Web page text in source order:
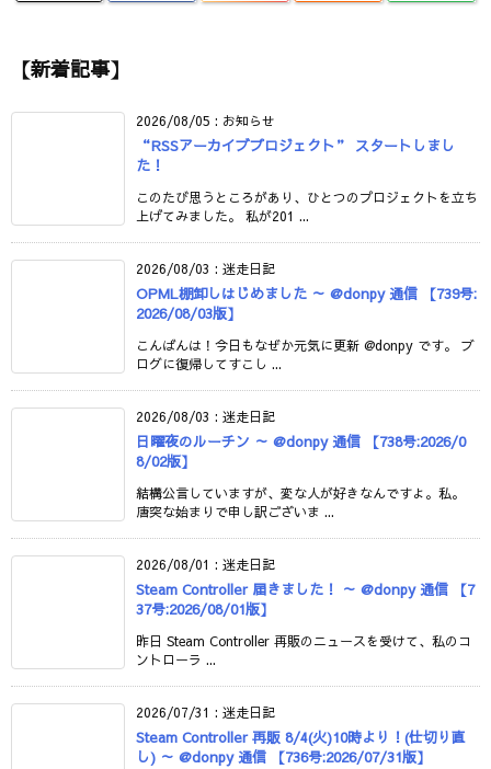
【新着記事】
2026/08/05 : お知らせ
“RSSアーカイブプロジェクト” スタートしまし
た！
このたび思うところがあり、ひとつのプロジェクトを立ち
上げてみました。 私が201 ...
2026/08/03 : 迷走日記
OPML棚卸しはじめました ～ @donpy 通信 【739号:
2026/08/03版】
こんばんは！今日もなぜか元気に更新 @donpy です。 ブ
ログに復帰してすこし ...
2026/08/03 : 迷走日記
日曜夜のルーチン ～ @donpy 通信 【738号:2026/0
8/02版】
結構公言していますが、変な人が好きなんですよ。私。
唐突な始まりで申し訳ございま ...
2026/08/01 : 迷走日記
Steam Controller 届きました！ ～ @donpy 通信 【7
37号:2026/08/01版】
昨日 Steam Controller 再販のニュースを受けて、私のコ
ントローラ ...
2026/07/31 : 迷走日記
Steam Controller 再販 8/4(火)10時より！(仕切り直
し) ～ @donpy 通信 【736号:2026/07/31版】